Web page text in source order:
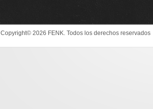
Copyright© 2026 FENK. Todos los derechos reservados